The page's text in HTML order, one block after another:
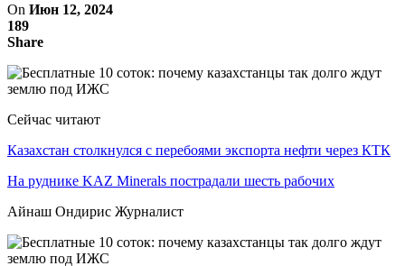
On Июн 12, 2024
189
Share
Сейчас читают
Казахстан столкнулся с перебоями экспорта нефти через КТК
На руднике KAZ Minerals пострадали шесть рабочих
Айнаш Ондирис Журналист